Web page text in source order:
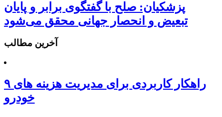
پزشکیان: صلح با گفتگوی برابر و پایان
تبعیض و انحصار جهانی محقق می‌شود
آخرین مطالب
۹ راهکار کاربردی برای مدیریت هزینه های
خودرو